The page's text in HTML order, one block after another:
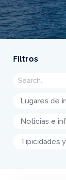
Filtros
Lugares de
Noticias e
Tipicidades